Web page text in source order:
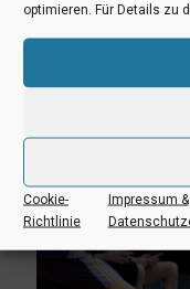
optimieren. Für Details zu
Cookie-
Richtlinie
Impressum &
Mehr lesen